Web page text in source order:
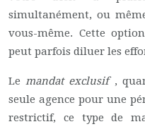
simultanément, ou
vous-même. Cette
peut parfois diluer les
Lemandat exclusif ,
seule agence pour une
restrictif, ce type de